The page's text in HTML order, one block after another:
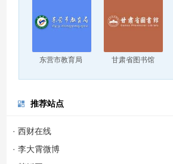
东营市教育局 甘肃省图书馆
推荐站点
· 西财在线
· 李大霄微博